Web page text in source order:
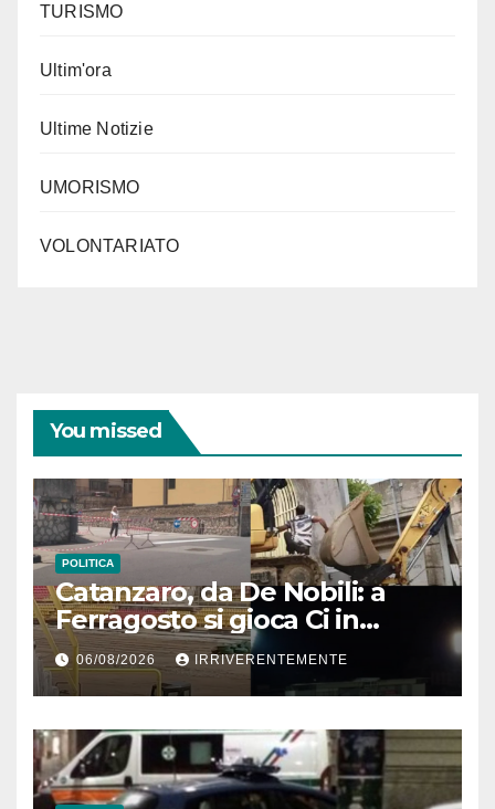
TURISMO
Ultim'ora
Ultime Notizie
UMORISMO
VOLONTARIATO
You missed
POLITICA
Catanzaro, da De Nobili: a
Ferragosto si gioca Ci in
“cantiere” Ceravolo. Se pari
sforzi per cose serie, città
come Zurigo. Ma contesto
locale ha “capo tonante” e
fido esecutore che fa solo
finta… voce grossa su
06/08/2026 IRRIVERENTEMENTE